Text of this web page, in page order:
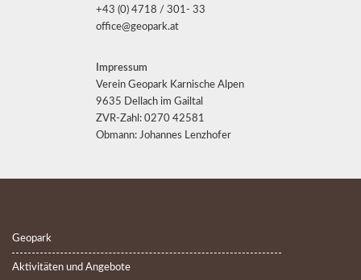
+43 (0) 4718 / 301- 33
office@geopark.at
Impressum
Verein Geopark Karnische Alpen
9635 Dellach im Gailtal
ZVR-Zahl: 0270 42581
Obmann: Johannes Lenzhofer
Geopark
Aktivitäten und Angebote